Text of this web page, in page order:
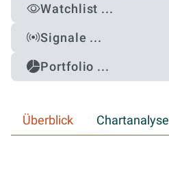
Watchlist ...
Signale ...
Portfolio ...
Überblick Chartanalyse